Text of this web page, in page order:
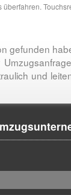
gefunden
und